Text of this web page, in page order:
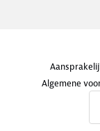
Algemene